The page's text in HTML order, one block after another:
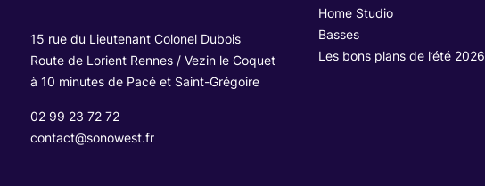
15 rue du Lieutenant Colonel Dubois
Route de Lorient Rennes / Vezin le Coquet
à 10 minutes de Pacé et Saint-Grégoire
02 99 23 72 72
contact@sonowest.fr
Home Studio
Basses
Les bons plans de l’été 2026